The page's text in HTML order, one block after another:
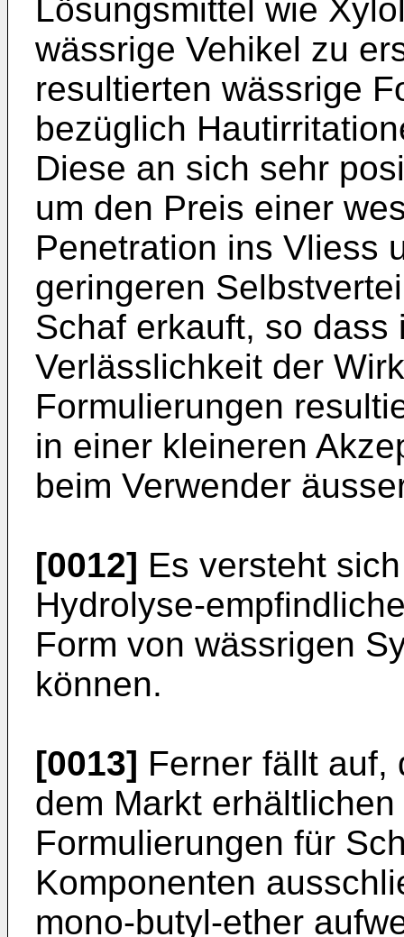
Lösungsmittel wie
wässrige Vehikel zu
resultierten wässrige
bezüglich
Diese an sich sehr
um den Preis einer
Penetration ins Vliess
geringeren
Schaf erkauft, so
Verlässlichkeit der
Formulierungen
in einer kleineren
beim Verwender
[0012] Es versteht
Hydrolyse-
Form von wässrigen
können.
[0013] Ferner fällt auf,
dem Markt
Formulierungen für
Komponenten
mono-butyl-ether